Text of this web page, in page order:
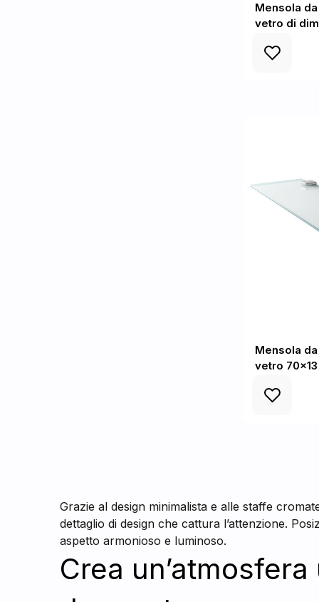
Mensola
vetro di
Mensola
vetro
Grazie al design minimalista e alle staffe
dettaglio di design che cattura l’attenzione.
aspetto armonioso e luminoso.
Crea